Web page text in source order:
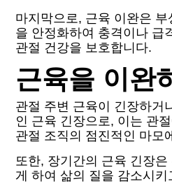
마지막으로, 근육 이완은
을 안정화하여 충격이나 급
관절 건강을 보호합니다.
근육을 이완
관절 주변 근육이 긴장하거
인 근육 긴장으로, 이는 관
관절 조직의 점진적인 마모
또한, 장기간의 근육 긴장
게 하여 삶의 질을 감소시